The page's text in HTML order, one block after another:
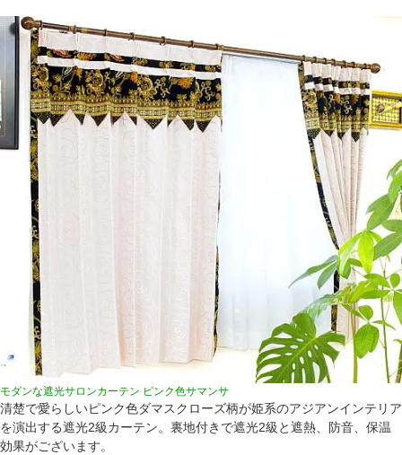
モダンな遮光サロンカーテン ピンク色サマンサ
清楚で愛らしいピンク色ダマスクローズ柄が姫系のアジアンインテリア
を演出する遮光2級カーテン。裏地付きで遮光2級と遮熱、防音、保温
効果がございます。